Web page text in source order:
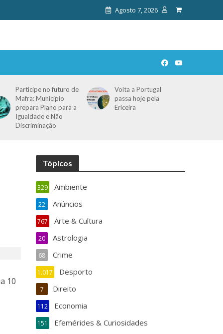
Agosto 7, 2026
Participe no futuro de
Mafra: Município
prepara Plano para a
Igualdade e Não
Discriminação
Volta a Portugal
passa hoje pela
Ericeira
10
Tópicos
Ambiente
329
Anúncios
22
Arte & Cultura
767
Astrologia
20
Crime
68
Desporto
1.017
Direito
7
Economia
112
Efemérides & Curiosidades
151